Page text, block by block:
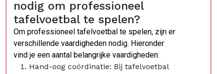
nodig om professioneel
tafelvoetbal te spelen?
Om professioneel tafelvoetbal te spelen, zijn er
verschillende vaardigheden nodig. Hieronder
vind je een aantal belangrijke vaardigheden:
Hand-oog coördinatie: Bij tafelvoetbal